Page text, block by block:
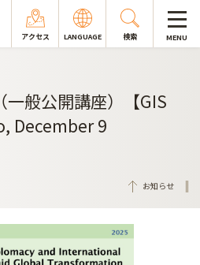
アクセス LANGUAGE 検索 MENU
一般公開講座）【GIS
December 9
お知らせ